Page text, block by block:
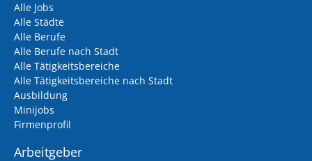
Alle Jobs
Alle Städte
Alle Berufe
Alle Berufe nach Stadt
Alle Tätigkeitsbereiche
Alle Tätigkeitsbereiche nach Stadt
Ausbildung
Minijobs
Firmenprofil
Arbeitgeber